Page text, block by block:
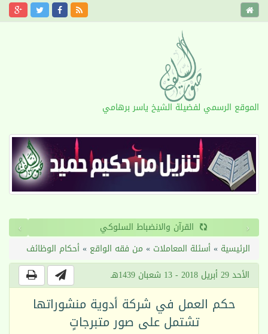
الموقع الرسمي لفضيلة الشيخ ياسر برهامي
القرآن والانضباط السلوكي ‹
›
الرئيسية »أسئلة المعاملات » من فقه الواقع »أحكام الوظائف
الأحد 29 أبريل 2018 - 13 شعبان 1439هـ
حكم العمل في شركة أدوية منشوراتها
تشتمل على صور متبرجاتٍ